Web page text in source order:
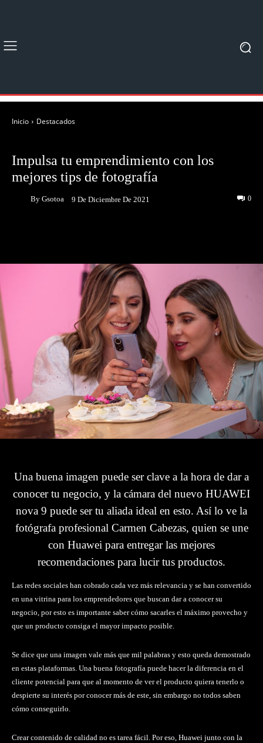
Inicio Destacados
Impulsa tu emprendimiento con los
mejores tips de fotografía
By Gsotoa 9 De Diciembre De 2021 0
Una buena imagen puede ser clave a la hora de dar a
conocer tu negocio, y la cámara del nuevo HUAWEI
nova 9 puede ser tu aliada ideal en esto. Así lo ve la
fotógrafa profesional Carmen Cabezas, quien se une
con Huawei para entregar las mejores
recomendaciones para lucir tus productos.
Las redes sociales han cobrado cada vez más relevancia y se han convertido
en una vitrina para los emprendedores que buscan dar a conocer su
negocio, por esto es importante saber cómo sacarles el máximo provecho y
que un producto consiga el mayor impacto posible.
Se dice que una imagen vale más que mil palabras y esto queda demostrado
en estas plataformas. Una buena fotografía puede hacer la diferencia en el
cliente potencial para que al momento de ver el producto quiera tenerlo o
despierte su interés por conocer más de este, sin embargo no todos saben
cómo conseguirlo.
Crear contenido de calidad no es tarea fácil. Por eso, Huawei junto con la